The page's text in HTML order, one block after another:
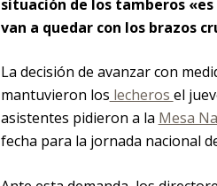
situación de los tamberos
van a quedar con los brazos
La decisión de avanzar con
mantuvieron los lecheros el
asistentes pidieron a la Mesa
fecha para la jornada nacional